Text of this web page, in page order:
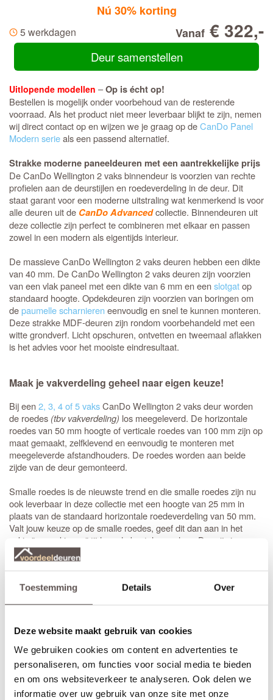
Toestemming Details Over
Deze website maakt gebruik van cookies
We gebruiken cookies om content en advertenties te
personaliseren, om functies voor social media te bieden
en om ons websiteverkeer te analyseren. Ook delen we
informatie over uw gebruik van onze site met onze
Nú 30% korting
5 werkdagen Vanaf € 322,-
Deur samenstellen
Uitlopende modellen –Op is écht op!
Bestellen is mogelijk onder voorbehoud van de resterende
voorraad. Als het product niet meer leverbaar blijkt te zijn, nemen
wij direct contact op en wijzen we je graag op deCanDo Panel
Modern serieals een passend alternatief.
Strakke moderne paneeldeuren met een aantrekkelijke prijs
De CanDo Wellington 2 vaks binnendeur is voorzien van rechte
profielen aan de deurstijlen en roedeverdeling in de deur. Dit
staat garant voor een moderne uitstraling wat kenmerkend is voor
alle deuren uit de CanDo Advancedcollectie. Binnendeuren uit
deze collectie zijn perfect te combineren met elkaar en passen
zowel in een modern als eigentijds interieur.
De massieve CanDo Wellington 2 vaks deuren hebben een dikte
van 40 mm. De CanDo Wellington 2 vaks deuren zijn voorzien
van een vlak paneel met een dikte van 6 mm en eenslotgatop
standaard hoogte. Opdekdeuren zijn voorzien van boringen om
depaumelle scharnieren eenvoudig en snel te kunnen monteren.
Deze strakke MDF-deuren zijn rondom voorbehandeld met een
witte grondverf. Licht opschuren, ontvetten en tweemaal aflakken
is het advies voor het mooiste eindresultaat.
Maak je vakverdeling geheel naar eigen keuze!
Bij een2, 3, 4 of 5 vaksCanDo Wellington 2 vaks deur worden
de roedes (tbv vakverdeling) los meegeleverd. De horizontale
roedes van 50 mm hoogte of verticale roedes van 100 mm zijn op
maat gemaakt, zelfklevend en eenvoudig te monteren met
meegeleverde afstandhouders. De roedes worden aan beide
zijde van de deur gemonteerd.
Smalle roedes is de nieuwste trend en die smalle roedes zijn nu
ook leverbaar in deze collectie met een hoogte van 25 mm in
plaats van de standaard horizontale roedeverdeling van 50 mm.
Valt jouw keuze op de smalle roedes, geef dit dan aan in het
vakje "opmerkingen" tijdens de bestelprocedure. De prijs is
identiek.
CanDo Chelseade juiste keuze. Een glasdeur met blankglas en
identieke uitstraling is de CanDo Hilton
belang. Bestel je een opdekdeur is het wel belangrijk dat je de
juiste draairichting aangeeft.
Zelf passend maken of op maat bestellen
Stompe CanDo Wellington 2 vaks deuren zijn aan beide
deurstijlen, de bovendorpel en onderdorpel 10 mm in te korten.